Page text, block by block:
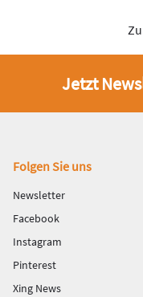
Jetzt
Fußbereich
Folgen Sie uns
Newsletter
Facebook
Instagram
Pinterest
Xing News